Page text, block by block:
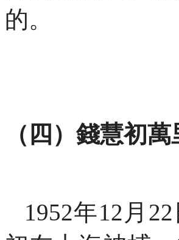
的。
（四）錢慧初
1952年12 月 22